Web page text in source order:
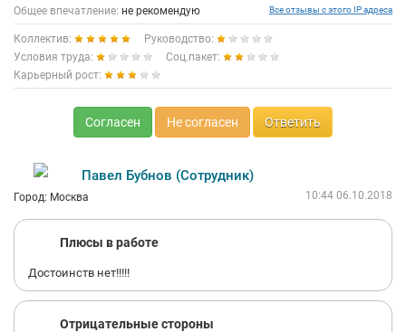
Общее впечатление: не рекомендую Все отзывы с этого IP адреса
Коллектив:
Руководство:
Условия труда:
Соц.пакет:
Карьерный рост:
Согласен Не согласен Ответить
Павел Бубнов (Сотрудник)
Город: Москва 10:44 06.10.2018
Плюсы в работе
Достоинств нет!!!!!
Отрицательные стороны